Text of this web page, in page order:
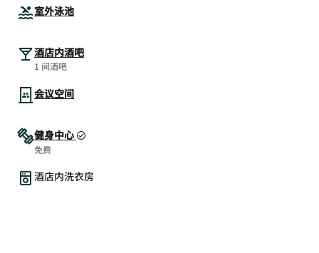
室外泳池
酒店内酒吧
1 间酒吧
会议空间
健身中心
免费
酒店内洗衣房